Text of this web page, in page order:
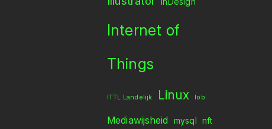
Internet of
Things
ITTL Landelijk Linux lob
Mediawijsheid mysql nft